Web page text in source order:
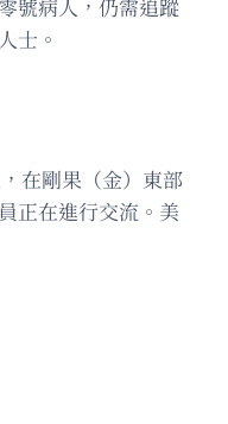
號病人，仍需追蹤
士。
在剛果（金）東部
正在進行交流。美